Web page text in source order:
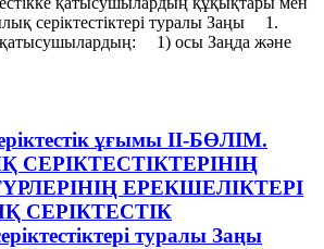
серіктестіктері туралы Заңы 1.
қатысушылардың: 1) осы Заңда және
ұғымы II-БӨЛIМ.
СЕРIКТЕСТIКТЕРIНIҢ
ЕРЕКШЕЛIКТЕРI
СЕРIКТЕСТIК
туралы Заңы